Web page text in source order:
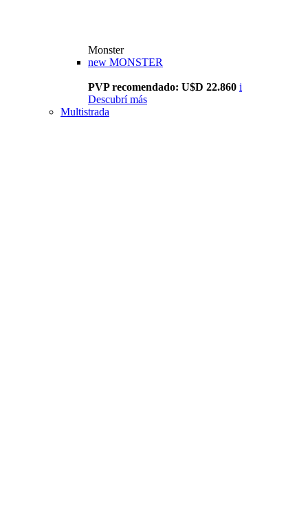
Monster
new MONSTER
PVP recomendado: U$D 22.860 i
Descubrí más
Multistrada